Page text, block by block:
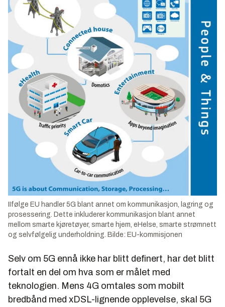
IIfølge EU handler 5G blant annet om kommunikasjon, lagring og
prosessering. Dette inkluderer kommunikasjon blant annet
mellom smarte kjøretøyer, smarte hjem, eHelse, smarte strømnett
og selvfølgelig underholdning. Bilde: EU-kommisjonen
Selv om 5G ennå ikke har blitt definert, har det blitt
fortalt en del om hva som er målet med
teknologien. Mens 4G omtales som mobilt
bredbånd med xDSL-lignende opplevelse, skal 5G